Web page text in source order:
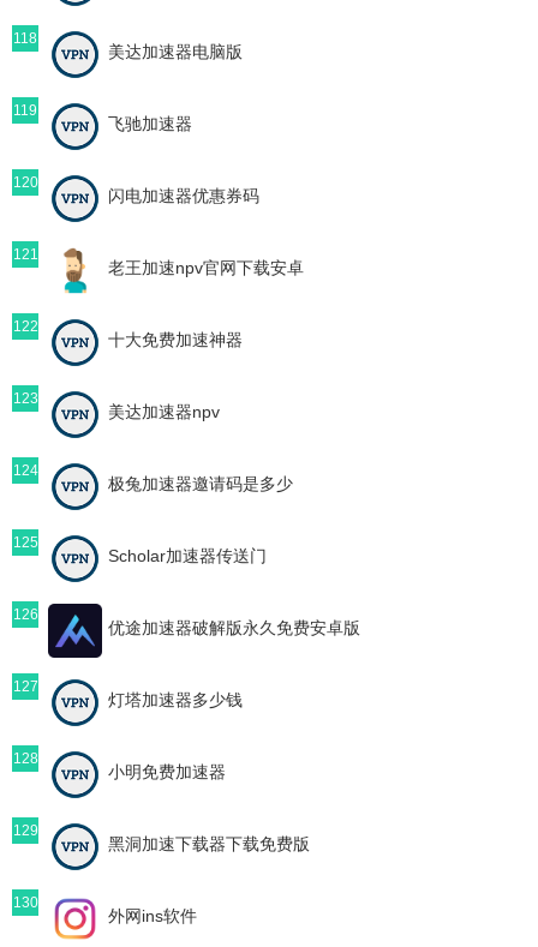
118
美达加速器电脑版
119
飞驰加速器
120
闪电加速器优惠券码
121
老王加速npv官网下载安卓
122
十大免费加速神器
123
美达加速器npv
124
极兔加速器邀请码是多少
125
Scholar加速器传送门
126
优途加速器破解版永久免费安卓版
127
灯塔加速器多少钱
128
小明免费加速器
129
黑洞加速下载器下载免费版
130
外网ins软件